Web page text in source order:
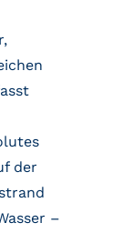
der
–